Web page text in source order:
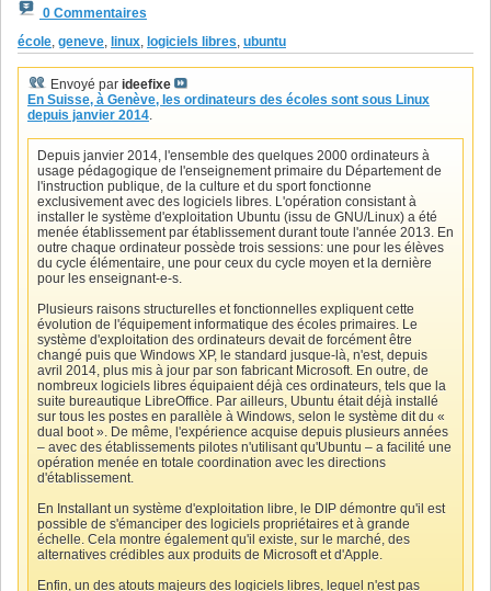
0 Commentaires
école, geneve, linux, logiciels libres, ubuntu
Envoyé par ideefixe
En Suisse, à Genève, les ordinateurs des écoles sont sous Linux
depuis janvier 2014.
Depuis janvier 2014, l'ensemble des quelques 2000 ordinateurs à
usage pédagogique de l'enseignement primaire du Département de
l'instruction publique, de la culture et du sport fonctionne
exclusivement avec des logiciels libres. L'opération consistant à
installer le système d'exploitation Ubuntu (issu de GNU/Linux) a été
menée établissement par établissement durant toute l'année 2013. En
outre chaque ordinateur possède trois sessions: une pour les élèves
du cycle élémentaire, une pour ceux du cycle moyen et la dernière
pour les enseignant-e-s.
Plusieurs raisons structurelles et fonctionnelles expliquent cette
évolution de l'équipement informatique des écoles primaires. Le
système d'exploitation des ordinateurs devait de forcément être
changé puis que Windows XP, le standard jusque-là, n'est, depuis
avril 2014, plus mis à jour par son fabricant Microsoft. En outre, de
nombreux logiciels libres équipaient déjà ces ordinateurs, tels que la
suite bureautique LibreOffice. Par ailleurs, Ubuntu était déjà installé
sur tous les postes en parallèle à Windows, selon le système dit du «
dual boot ». De même, l'expérience acquise depuis plusieurs années
– avec des établissements pilotes n'utilisant qu'Ubuntu – a facilité une
opération menée en totale coordination avec les directions
d'établissement.
En Installant un système d'exploitation libre, le DIP démontre qu'il est
possible de s'émanciper des logiciels propriétaires et à grande
échelle. Cela montre également qu'il existe, sur le marché, des
alternatives crédibles aux produits de Microsoft et d'Apple.
Enfin, un des atouts majeurs des logiciels libres, lequel n'est pas